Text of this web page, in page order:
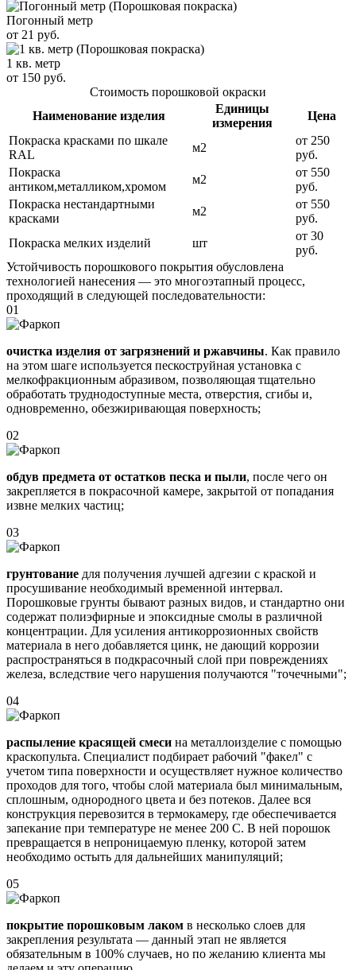
Погонный метр
от 21 руб.
1 кв. метр
от 150 руб.
Стоимость порошковой окраски
Наименование изделия
Единицы
измерения
Цена
Покраска красками по шкале
RAL
м2
от 250
руб.
Покраска
антиком,металликом,хромом
м2
от 550
руб.
Покраска нестандартными
красками
м2
от 550
руб.
Покраска мелких изделий
шт
от 30
руб.
Устойчивость порошкового покрытия обусловлена
технологией нанесения — это многоэтапный процесс,
проходящий в следующей последовательности:
01
очистка изделия от загрязнений и ржавчины. Как правило
на этом шаге используется пескоструйная установка с
мелкофракционным абразивом, позволяющая тщательно
обработать труднодоступные места, отверстия, сгибы и,
одновременно, обезжиривающая поверхность;
02
обдув предмета от остатков песка и пыли, после чего он
закрепляется в покрасочной камере, закрытой от попадания
извне мелких частиц;
03
грунтование для получения лучшей адгезии с краской и
просушивание необходимый временной интервал.
Порошковые грунты бывают разных видов, и стандартно они
содержат полиэфирные и эпоксидные смолы в различной
концентрации. Для усиления антикоррозионных свойств
материала в него добавляется цинк, не дающий коррозии
распространяться в подкрасочный слой при повреждениях
железа, вследствие чего нарушения получаются "точечными";
04
распыление красящей смеси на металлоизделие с помощью
краскопульта. Специалист подбирает рабочий "факел" с
учетом типа поверхности и осуществляет нужное количество
проходов для того, чтобы слой материала был минимальным,
сплошным, однородного цвета и без потеков. Далее вся
конструкция перевозится в термокамеру, где обеспечивается
запекание при температуре не менее 200 С. В ней порошок
превращается в непроницаемую пленку, которой затем
необходимо остыть для дальнейших манипуляций;
05
покрытие порошковым лаком в несколько слоев для
закрепления результата — данный этап не является
обязательным в 100% случаев, но по желанию клиента мы